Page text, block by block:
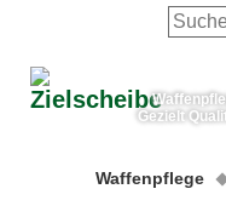
Gezielt
Waffenpflege